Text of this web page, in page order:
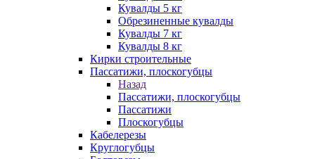
Кувалды 5 кг
Обрезиненные кувалды
Кувалды 7 кг
Кувалды 8 кг
Кирки строительные
Пассатижи, плоскогубцы
Назад
Пассатижи, плоскогубцы
Пассатижи
Плоскогубцы
Кабелерезы
Круглогубцы